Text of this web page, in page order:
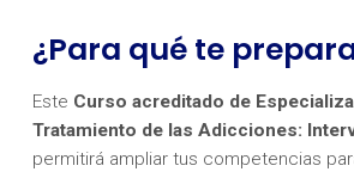
¿Para qué te
Este Curso acreditado de
Tratamiento de las Adicciones:
permitirá ampliar tus competencias